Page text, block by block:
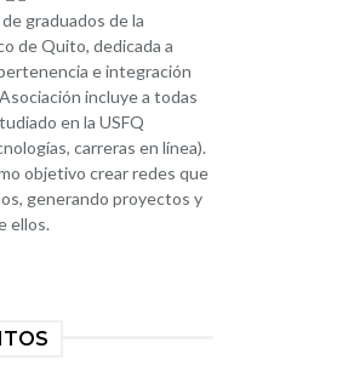
graduados de la
de Quito, dedicada a
e integración
incluye a todas
en la USFQ
carreras en línea).
objetivo crear redes que
generando proyectos y
ellos.